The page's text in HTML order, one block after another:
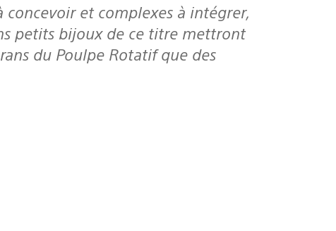
petits bijoux de ce titre mettront
du Poulpe Rotatif que des